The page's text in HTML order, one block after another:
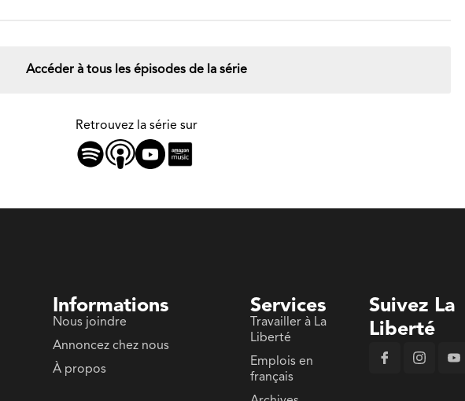
Accéder à tous les épisodes de la série
Retrouvez la série sur
Informations
Nous joindre
Annoncez chez nous
À propos
Services
Travailler à La
Liberté
Emplois en
français
Suivez La
Liberté